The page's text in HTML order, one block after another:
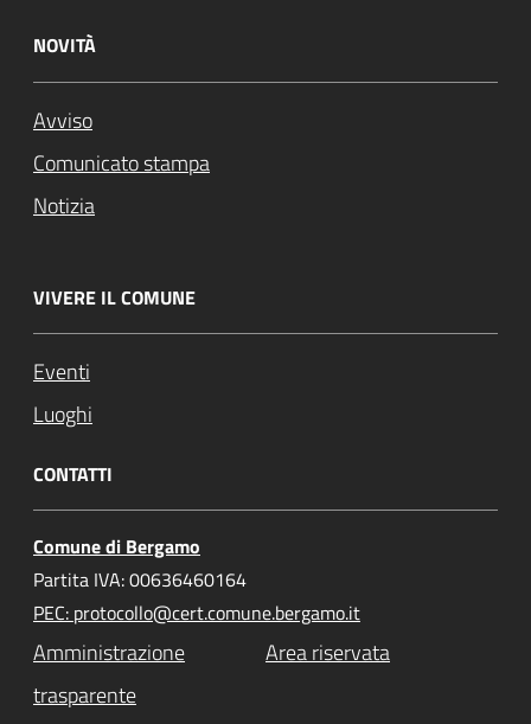
NOVITÀ
Avviso
Comunicato stampa
Notizia
VIVERE IL COMUNE
Eventi
Luoghi
CONTATTI
Comune di Bergamo
Partita IVA: 00636460164
PEC: protocollo@cert.comune.bergamo.it
Amministrazione
trasparente
Area riservata